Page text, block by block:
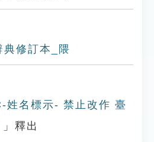
典修訂本_隈
姓名標示- 禁止改作 臺
」釋出